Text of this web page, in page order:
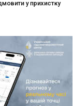
у прихистку